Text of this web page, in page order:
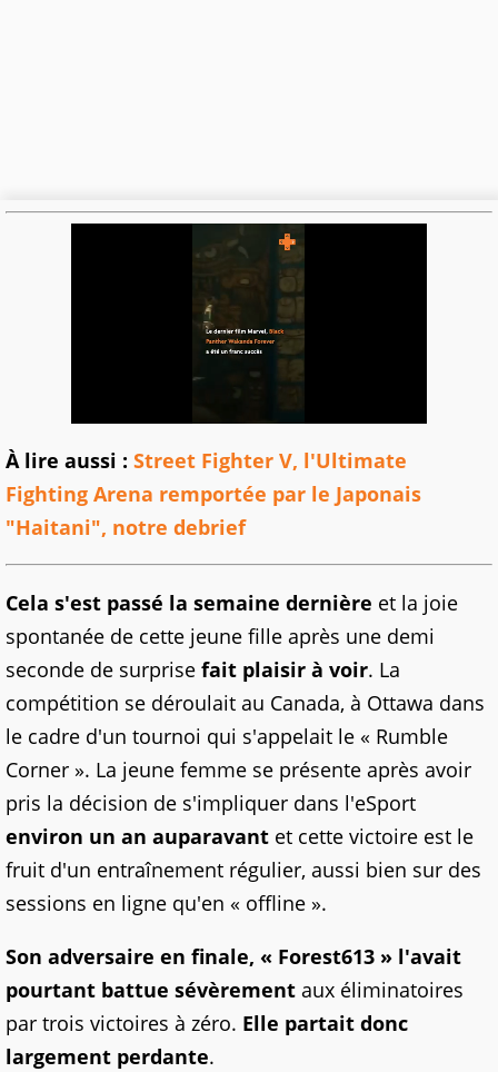
À lire aussi : Street Fighter V, l'Ultimate
Fighting Arena remportée par le Japonais
"Haitani", notre debrief
Cela s'est passé la semaine dernière et la joie
spontanée de cette jeune fille après une demi
seconde de surprise fait plaisir à voir. La
compétition se déroulait au Canada, à Ottawa dans
le cadre d'un tournoi qui s'appelait le « Rumble
Corner ». La jeune femme se présente après avoir
pris la décision de s'impliquer dans l'eSport
environ un an auparavant et cette victoire est le
fruit d'un entraînement régulier, aussi bien sur des
sessions en ligne qu'en « offline ».
Son adversaire en finale, « Forest613 » l'avait
pourtant battue sévèrement aux éliminatoires
par trois victoires à zéro. Elle partait donc
largement perdante.